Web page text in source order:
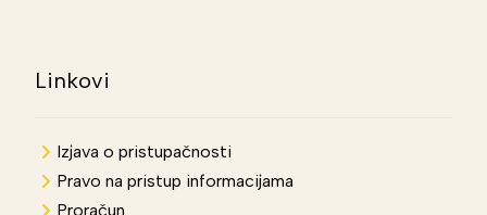
Linkovi
Izjava o pristupačnosti
Pravo na pristup informacijama
Proračun